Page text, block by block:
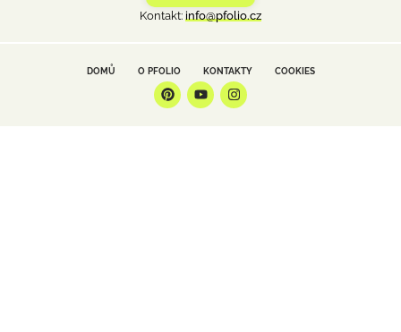
Kontakt: info@pfolio.cz
DOMŮ O PFOLIO KONTAKTY COOKIES